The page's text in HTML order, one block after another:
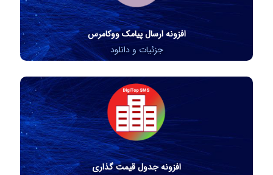
افزونه ارسال پیامک ووکامرس
جزئیات و دانلود
افزونه جدول قیمت گذاری